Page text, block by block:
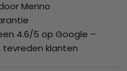
Menno
4.6/5 op Google –
tevreden klanten